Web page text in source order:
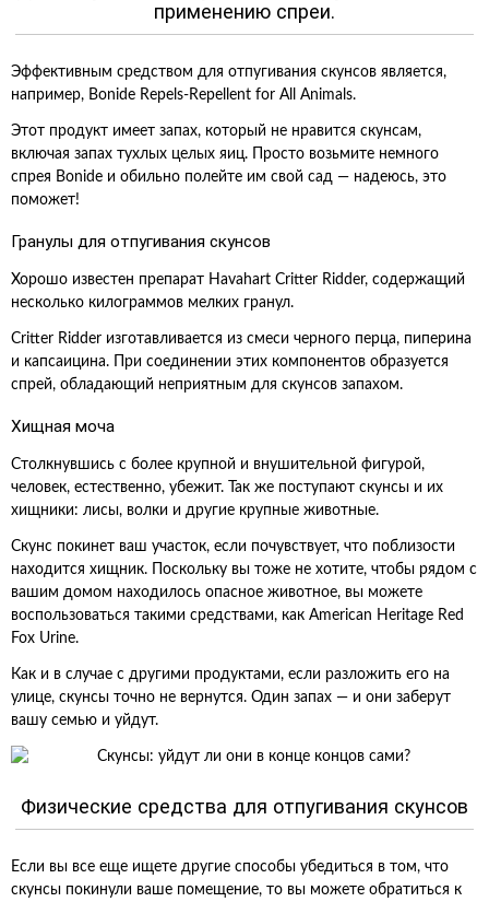
применению спреи.
Эффективным средством для отпугивания скунсов является,
например, Bonide Repels-Repellent for All Animals.
Этот продукт имеет запах, который не нравится скунсам,
включая запах тухлых целых яиц. Просто возьмите немного
спрея Bonide и обильно полейте им свой сад — надеюсь, это
поможет!
Гранулы для отпугивания скунсов
Хорошо известен препарат Havahart Critter Ridder, содержащий
несколько килограммов мелких гранул.
Critter Ridder изготавливается из смеси черного перца, пиперина
и капсаицина. При соединении этих компонентов образуется
спрей, обладающий неприятным для скунсов запахом.
Хищная моча
Столкнувшись с более крупной и внушительной фигурой,
человек, естественно, убежит. Так же поступают скунсы и их
хищники: лисы, волки и другие крупные животные.
Скунс покинет ваш участок, если почувствует, что поблизости
находится хищник. Поскольку вы тоже не хотите, чтобы рядом с
вашим домом находилось опасное животное, вы можете
воспользоваться такими средствами, как American Heritage Red
Fox Urine.
Как и в случае с другими продуктами, если разложить его на
улице, скунсы точно не вернутся. Один запах — и они заберут
вашу семью и уйдут.
Физические средства для отпугивания скунсов
Если вы все еще ищете другие способы убедиться в том, что
скунсы покинули ваше помещение, то вы можете обратиться к